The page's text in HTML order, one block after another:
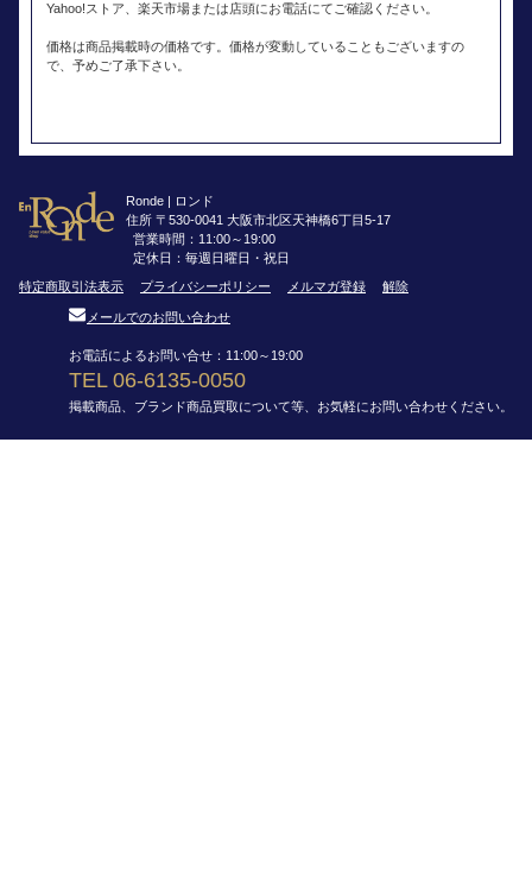
Yahoo!ストア、楽天市場または店頭にお電話にてご確認ください。
価格は商品掲載時の価格です。価格が変動していることもございますの
で、予めご了承下さい。
Ronde | ロンド
住所 〒530-0041 大阪市北区天神橋6丁目5-17
営業時間：11:00～19:00
定休日：毎週日曜日・祝日
特定商取引法表示
プライバシーポリシー メルマガ登録 解除
メールでのお問い合わせ
お電話によるお問い合せ：11:00～19:00
TEL 06-6135-0050
掲載商品、ブランド商品買取について等、お気軽にお問い合わせください。